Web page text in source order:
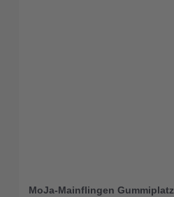
MoJa-Mainflingen Gummiplatz